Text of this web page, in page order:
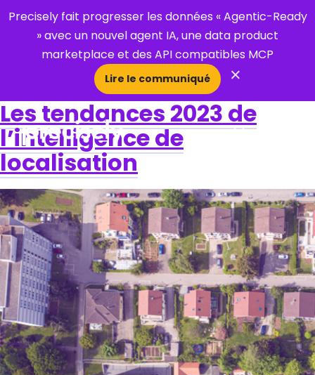
Precisely fait progresser les données « Agentic-Ready
» avec un nouvel agent IA, une data product
marketplace et des API compatibles MCP
Lire le communiqué ×
Les tendances 2023 de
l’intelligence de
localisation